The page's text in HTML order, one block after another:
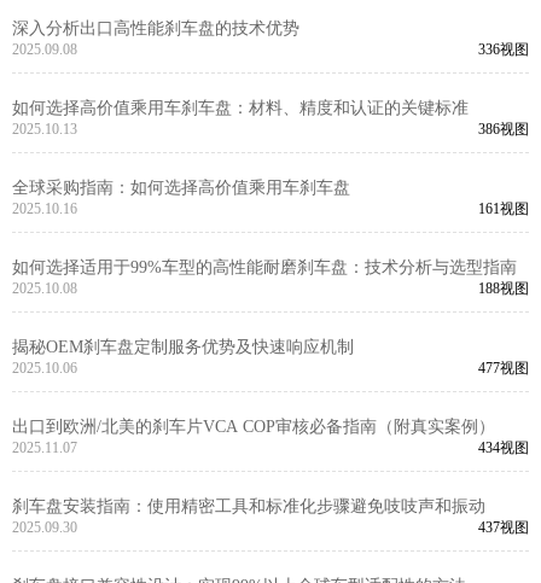
深入分析出口高性能刹车盘的技术优势
2025.09.08 336视图
如何选择高价值乘用车刹车盘：材料、精度和认证的关键标准
2025.10.13 386视图
全球采购指南：如何选择高价值乘用车刹车盘
2025.10.16 161视图
如何选择适用于99%车型的高性能耐磨刹车盘：技术分析与选型指南
2025.10.08 188视图
揭秘OEM刹车盘定制服务优势及快速响应机制
2025.10.06 477视图
出口到欧洲/北美的刹车片VCA COP审核必备指南（附真实案例）
2025.11.07 434视图
刹车盘安装指南：使用精密工具和标准化步骤避免吱吱声和振动
2025.09.30 437视图